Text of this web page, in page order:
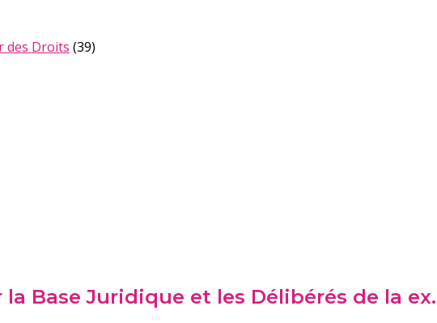
des Droits (39)
Base Juridique et les Délibérés de la